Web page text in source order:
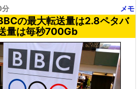
分 メモ
の最大転送量は2.8ペタバ
量は毎秒700Gb